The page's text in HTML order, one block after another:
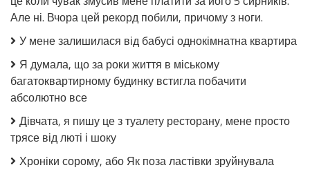
Але ні. Вчора цей рекорд побили, причому з ноги.
У мене залишилася від бабусі однокімнатна квартира
Я думала, що за роки життя в міському
багатоквартирному будинку встигла побачити
абсолютно все
Дівчата, я пишу це з туалету ресторану, мене просто
трясе від люті і шоку
Хроніки сорому, або Як поза ластівки зруйнувала